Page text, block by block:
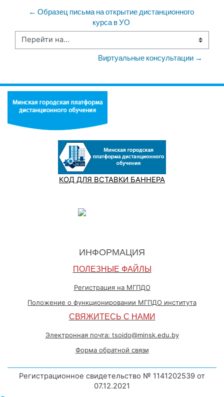
← Образец письма на открытие дистанционного
курса в УО
Перейти на...
Виртуальные консультации →
КОД ДЛЯ ВСТАВКИ БАННЕРА
ИНФОРМАЦИЯ
ПОЛЕЗНЫЕ ФАЙЛЫ
Регистрация на МГПДО
Положение о функционировании МГПДО института
СВЯЖИТЕСЬ С НАМИ
Электронная почта: tsoido@minsk.edu.by
Форма обратной связи
Регистрационное свидетельство № 1141202539 от
07.12.2021